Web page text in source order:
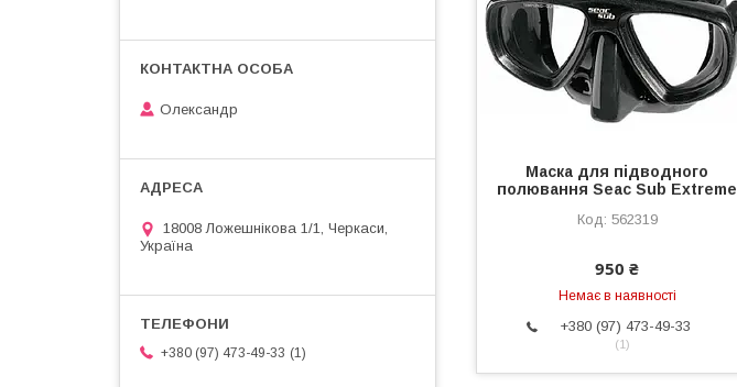
Маска для підводного
полювання Seac Sub Extreme
562319
950 ₴
Немає в наявності
+380 (97) 473-49-33
1
Олександр
18008 Ложешнікова 1/1, Черкаси,
Україна
+380 (97) 473-49-33 1